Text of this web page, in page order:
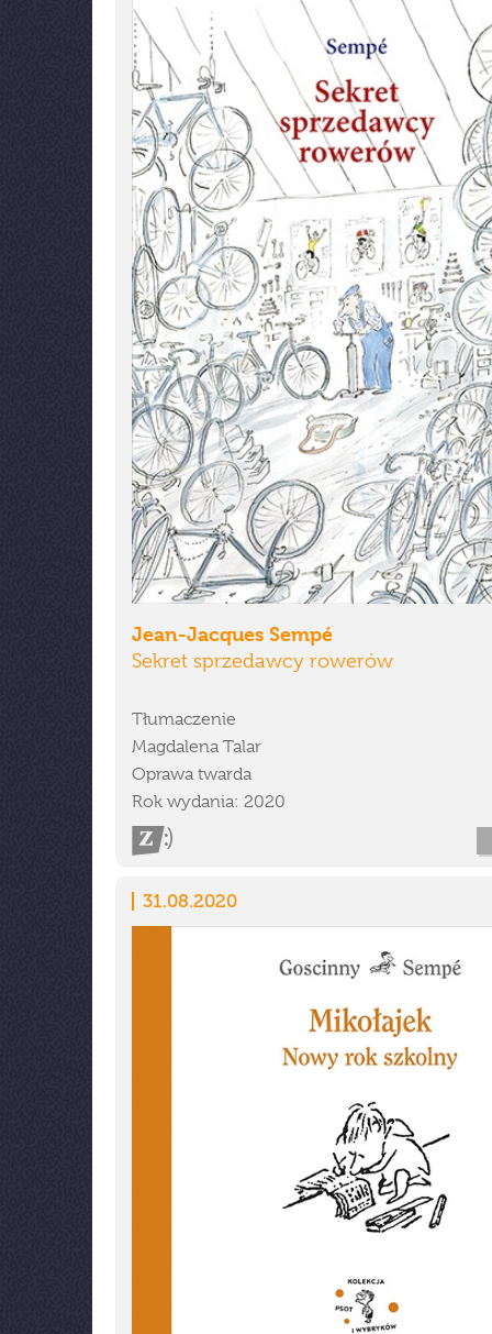
Jean-Jacques Sempé
Sekret sprzedawcy rowerów
Tłumaczenie
Magdalena Talar
Oprawa twarda
Rok wydania: 2020
31.08.2020